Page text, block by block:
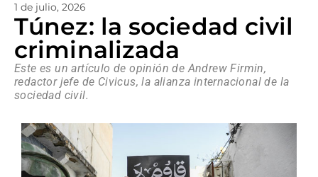
1 de julio, 2026
Túnez: la sociedad civil
criminalizada
Este es un artículo de opinión de Andrew Firmin,
redactor jefe de Civicus, la alianza internacional de la
sociedad civil.